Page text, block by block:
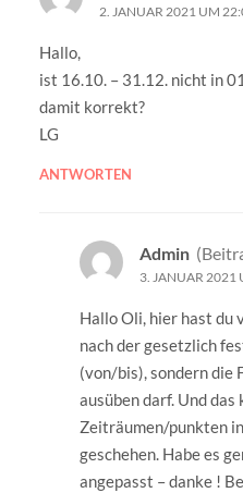
2. JANUAR 2021 UM
Hallo,
ist 16.10. – 31.12. nicht in
damit korrekt?
LG
ANTWORTEN
Admin
3. JANUAR 2021
Hallo Oli, hier hast du
nach der gesetzlich
(von/bis), sondern die
ausüben darf. Und
Zeiträumen/punkten
geschehen. Habe es
angepasst – danke !